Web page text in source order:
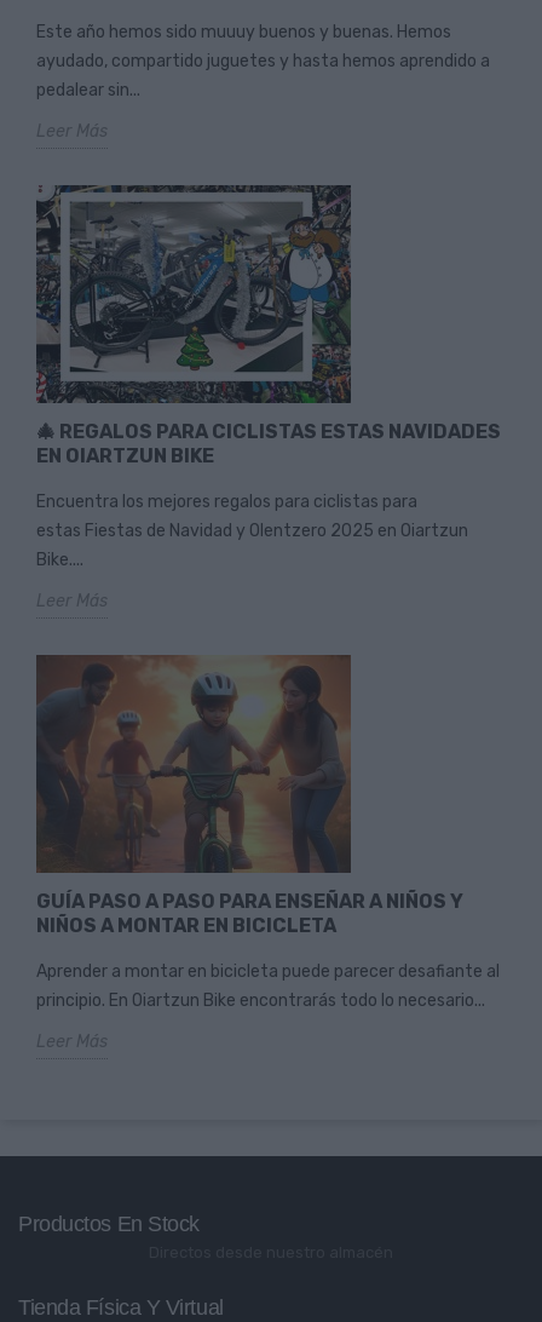
Este año hemos sido muuuy buenos y buenas. Hemos
ayudado, compartido juguetes y hasta hemos aprendido a
pedalear sin...
Leer Más
🎄 REGALOS PARA CICLISTAS ESTAS NAVIDADES
EN OIARTZUN BIKE
Encuentra los mejores regalos para ciclistas para
estas Fiestas de Navidad y Olentzero 2025 en Oiartzun
Bike....
Leer Más
GUÍA PASO A PASO PARA ENSEÑAR A NIÑOS Y
NIÑOS A MONTAR EN BICICLETA
Aprender a montar en bicicleta puede parecer desafiante al
principio. En Oiartzun Bike encontrarás todo lo necesario...
Leer Más
Productos En Stock
Tienda Física Y Virtual